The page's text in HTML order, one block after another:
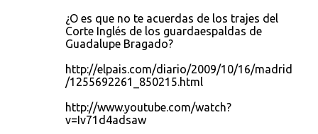
¿O es que no te acuerdas de los trajes del
Corte Inglés de los guardaespaldas de
Guadalupe Bragado?
http://elpais.com/diario/2009/10/16/madrid
/1255692261_850215.html
http://www.youtube.com/watch?
v=Iv71d4adsaw